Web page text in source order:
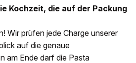
Kochzeit, die auf der Packung
Wir prüfen jede Charge unserer
auf die genaue
am Ende darf die Pasta